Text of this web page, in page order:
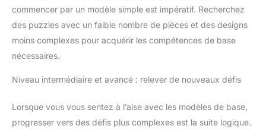
commencer par un modèle simple est impératif. Recherchez
des puzzles avec un faible nombre de pièces et des designs
moins complexes pour acquérir les compétences de base
nécessaires.
Niveau intermédiaire et avancé : relever de nouveaux défis
Lorsque vous vous sentez à l’aise avec les modèles de base,
progresser vers des défis plus complexes est la suite logique.